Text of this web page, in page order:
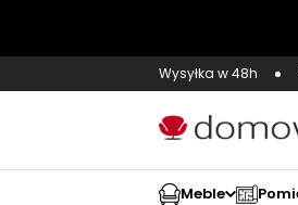
Wysyłka w 48h
Meble